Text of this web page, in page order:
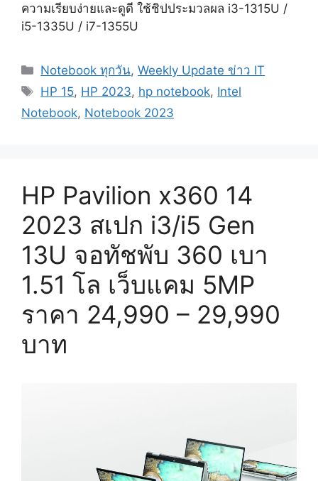
ความเรียบง่ายและดูดี ใช้ชิปประมวลผล i3-1315U /
i5-1335U / i7-1355U
Categories
Notebook ทุกวัน,Weekly Update ข่าว IT
Tags
HP 15, HP 2023, hp notebook, Intel
Notebook, Notebook 2023
HP Pavilion x360 14
2023 สเปก i3/i5 Gen
13U จอทัชพับ 360 เบา
1.51 โล เว็บแคม 5MP
ราคา 24,990 – 29,990
บาท